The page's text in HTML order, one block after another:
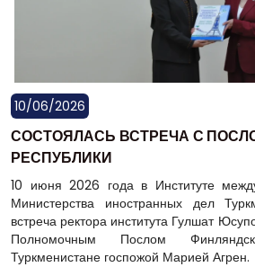
10/06/2026
СОСТОЯЛАСЬ ВСТРЕЧА С
РЕСПУБЛИКИ
10 июня 2026 года в Институте
Министерства иностранных дел
встреча ректора института Гулшат
Полномочным Послом
Туркменистане госпожой Марией Агрен.